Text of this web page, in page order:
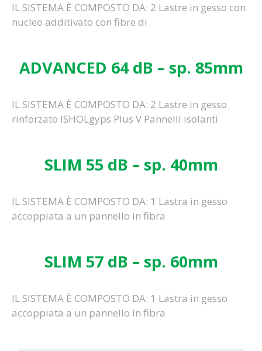
IL SISTEMA È COMPOSTO DA: 2 Lastre in gesso con
nucleo additivato con fibre di
ADVANCED 64 dB – sp. 85mm
IL SISTEMA È COMPOSTO DA: 2 Lastre in gesso
rinforzato ISHOLgyps Plus V Pannelli isolanti
SLIM 55 dB – sp. 40mm
IL SISTEMA È COMPOSTO DA: 1 Lastra in gesso
accoppiata a un pannello in fibra
SLIM 57 dB – sp. 60mm
IL SISTEMA È COMPOSTO DA: 1 Lastra in gesso
accoppiata a un pannello in fibra